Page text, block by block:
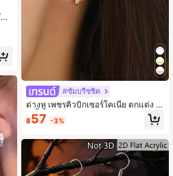
ท
#ซัมบรีซชิค
ต่างหู เพชรคิวบิกเซอร์โคเนีย ตกแต่ง 1
2 ชิ้น/เซ็ต
฿57 -3%